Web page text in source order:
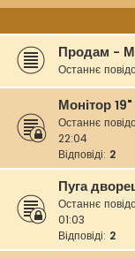
Продам -
Останнє
Монітор
Останнє
22:04
Відповіді: 2
Пуга
Останнє
01:03
Відповіді: 2